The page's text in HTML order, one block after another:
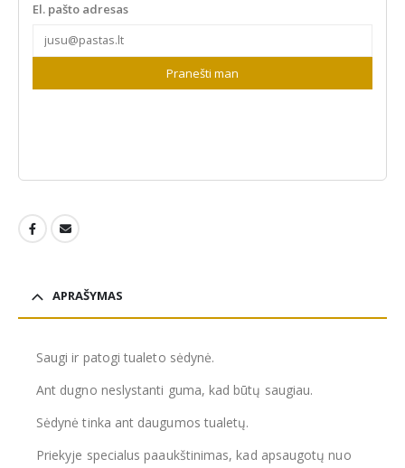
El. pašto adresas
Pranešti man
APRAŠYMAS
Saugi ir patogi tualeto sėdynė.
Ant dugno neslystanti guma, kad būtų saugiau.
Sėdynė tinka ant daugumos tualetų.
Priekyje specialus paaukštinimas, kad apsaugotų nuo